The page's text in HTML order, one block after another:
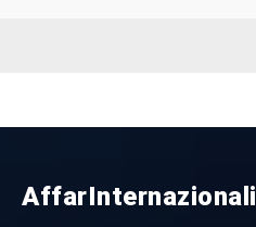
AffarInternazionali